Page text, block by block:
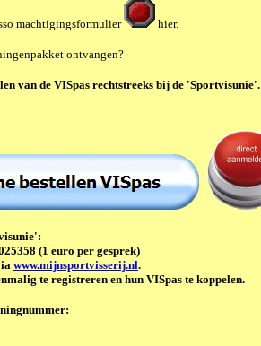
machtigingsformulier hier.
ontvangen?
van de VISpas rechtstreeks bij de 'Sportvisunie'.
:
(1 euro per gesprek)
www.mijnsportvisserij.nl.
te registreren en hun VISpas te koppelen.